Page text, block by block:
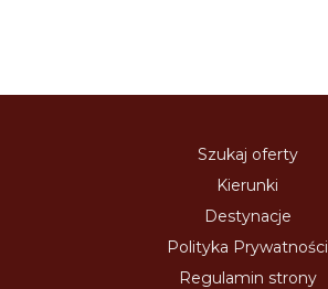
Szukaj oferty
Kierunki
Destynacje
Polityka Prywatności
Regulamin strony